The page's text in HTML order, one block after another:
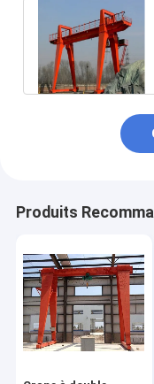
Produits